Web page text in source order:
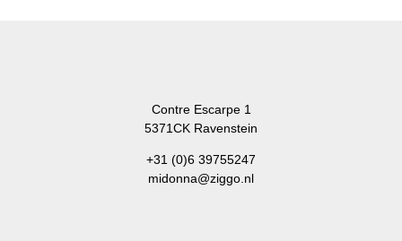
Contre Escarpe 1
5371CK Ravenstein
+31 (0)6 39755247
midonna@ziggo.nl